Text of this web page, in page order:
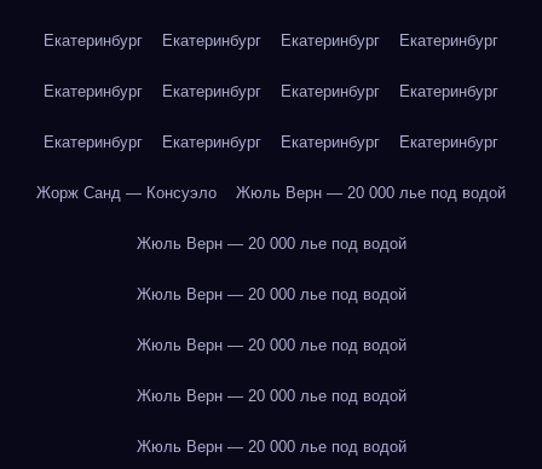
Екатеринбург Екатеринбург Екатеринбург Екатеринбург
Екатеринбург Екатеринбург Екатеринбург Екатеринбург
Екатеринбург Екатеринбург Екатеринбург Екатеринбург
Жорж Санд — Консуэло Жюль Верн — 20 000 лье под водой
Жюль Верн — 20 000 лье под водой
Жюль Верн — 20 000 лье под водой
Жюль Верн — 20 000 лье под водой
Жюль Верн — 20 000 лье под водой
Жюль Верн — 20 000 лье под водой